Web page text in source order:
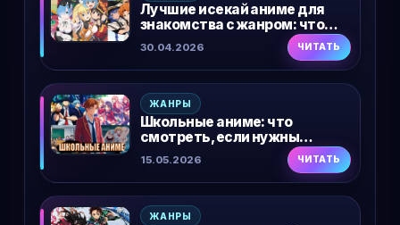
Лучшие исекай аниме для
знакомства с жанром: что
посмотреть сначала
30.04.2026 ЧИТАТЬ
ЖАНРЫ
Школьные аниме: что
смотреть, если нужны
повседневность, комедия и
драма
15.05.2026 ЧИТАТЬ
ЖАНРЫ